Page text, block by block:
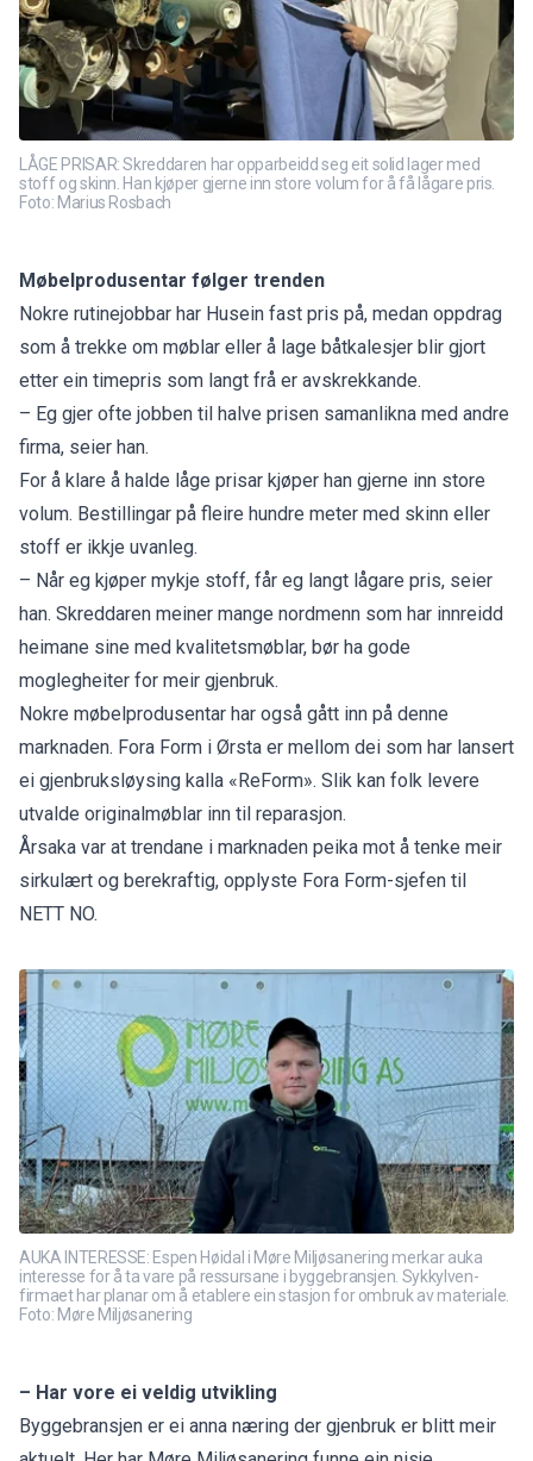
LÅGE PRISAR: Skreddaren har opparbeidd seg eit solid lager med
stoff og skinn. Han kjøper gjerne inn store volum for å få lågare pris.
Foto: Marius Rosbach
Møbelprodusentar følger trenden
Nokre rutinejobbar har Husein fast pris på, medan oppdrag
som å trekke om møblar eller å lage båtkalesjer blir gjort
etter ein timepris som langt frå er avskrekkande.
– Eg gjer ofte jobben til halve prisen samanlikna med andre
firma, seier han.
For å klare å halde låge prisar kjøper han gjerne inn store
volum. Bestillingar på fleire hundre meter med skinn eller
stoff er ikkje uvanleg.
– Når eg kjøper mykje stoff, får eg langt lågare pris, seier
han. Skreddaren meiner mange nordmenn som har innreidd
heimane sine med kvalitetsmøblar, bør ha gode
moglegheiter for meir gjenbruk.
Nokre møbelprodusentar har også gått inn på denne
marknaden. Fora Form i Ørsta er mellom dei som har lansert
ei gjenbruksløysing kalla «ReForm». Slik kan folk levere
utvalde originalmøblar inn til reparasjon.
Årsaka var at trendane i marknaden peika mot å tenke meir
sirkulært og berekraftig, opplyste Fora Form-sjefen til
NETT NO.
AUKA INTERESSE: Espen Høidal i Møre Miljøsanering merkar auka
interesse for å ta vare på ressursane i byggebransjen. Sykkylven-
firmaet har planar om å etablere ein stasjon for ombruk av materiale.
Foto: Møre Miljøsanering
– Har vore ei veldig utvikling
Byggebransjen er ei anna næring der gjenbruk er blitt meir